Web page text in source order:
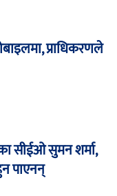
प्राधिकरणले
सीईओ सुमन शर्मा,
पाएनन्